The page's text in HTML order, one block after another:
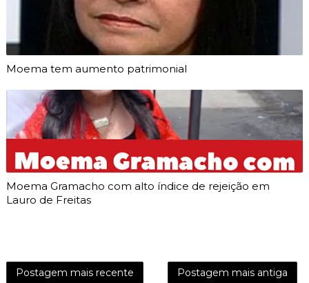
Moema tem aumento patrimonial
Moema Gramacho com alto índice de rejeição em
Lauro de Freitas
Postagem mais recente Postagem mais antiga